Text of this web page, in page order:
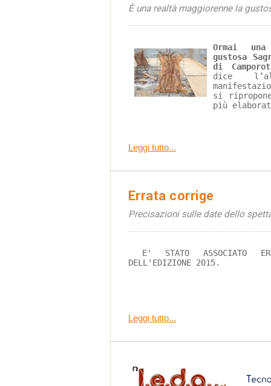
È una realtà maggiorenne la
Ormai
gustosa
di
dice
si
più
Leggi tutto...
Errata corrige
Precisazioni sulle date dello
DELL'EDIZIONE 2015.
Leggi tutto...